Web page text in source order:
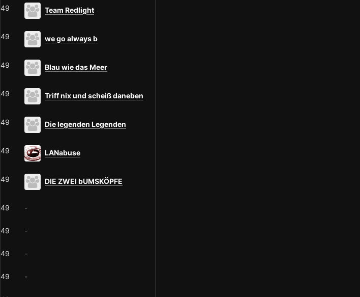
49 Team Redlight
49 we go always b
49 Blau wie das Meer
49 Triff nix und scheiß daneben
49 Die legenden Legenden
49 LANabuse
49 DIE ZWEI bUMSKÖPFE
49 -
49 -
49 -
49 -